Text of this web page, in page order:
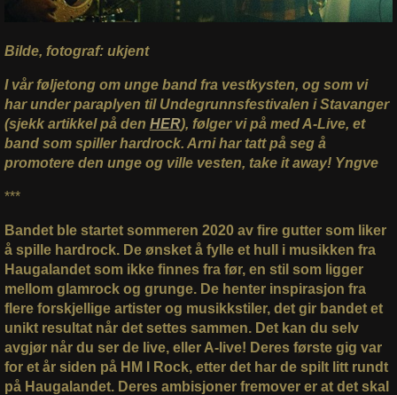
Bilde, fotograf: ukjent
I vår føljetong om unge band fra vestkysten, og som vi
har under paraplyen til Undegrunnsfestivalen i Stavanger
(sjekk artikkel på den HER), følger vi på med A-Live, et
band som spiller hardrock. Arni har tatt på seg å
promotere den unge og ville vesten, take it away! Yngve
***
Bandet ble startet sommeren 2020 av fire gutter som liker
å spille hardrock. De ønsket å fylle et hull i musikken fra
Haugalandet som ikke finnes fra før, en stil som ligger
mellom glamrock og grunge. De henter inspirasjon fra
flere forskjellige artister og musikkstiler, det gir bandet et
unikt resultat når det settes sammen. Det kan du selv
avgjør når du ser de live, eller A-live! Deres første gig var
for et år siden på HM I Rock, etter det har de spilt litt rundt
på Haugalandet. Deres ambisjoner fremover er at det skal